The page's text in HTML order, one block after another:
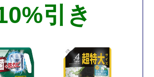
引き